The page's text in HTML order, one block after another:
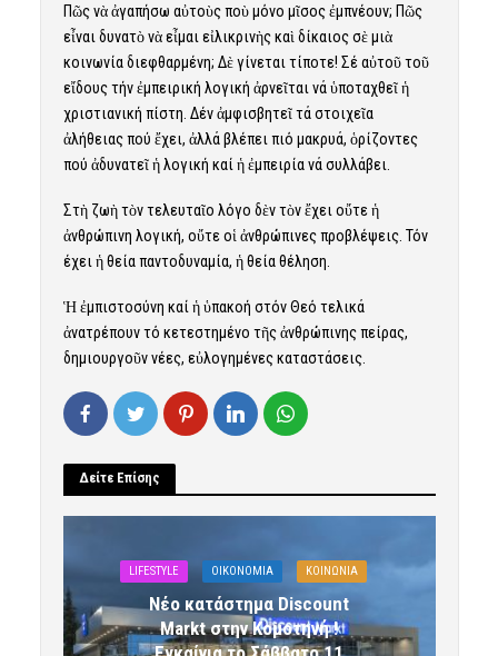
Πῶς νὰ ἀγαπήσω αὐτοὺς ποὺ μόνο μῖσος ἐμπνέουν; Πῶς
εἶναι δυνατὸ νὰ εἶμαι εἰλικρινὴς καὶ δίκαιος σὲ μιὰ
κοινωνία διεφθαρμένη; Δὲ γίνεται τίποτε! Σέ αὐτοῦ τοῦ
εἴδους τήν ἐμπειρική λογική ἀρνεῖται νά ὑποταχθεῖ ἡ
χριστιανική πίστη. Δέν ἀμφισβητεῖ τά στοιχεῖα
ἀλήθειας πού ἔχει, ἀλλά βλέπει πιό μακρυά, ὁρίζοντες
πού ἀδυνατεῖ ἡ λογική καί ἡ ἐμπειρία νά συλλάβει.
Στὴ ζωὴ τὸν τελευταῖο λόγο δὲν τὸν ἔχει οὔτε ἡ
ἀνθρώπινη λογική, οὔτε οἱ ἀνθρώπινες προβλέψεις. Τόν
έχει ἡ θεία παντοδυναμία, ἡ θεία θέληση.
Ἡ ἐμπιστοσύνη καί ἡ ὑπακοή στόν Θεό τελικά
ἀνατρέπουν τό κετεστημένο τῆς ἀνθρώπινης πείρας,
δημιουργοῦν νέες, εὐλογημένες καταστάσεις.
Δείτε Επίσης
LIFESTYLE OIKONOMIA ΚΟΙΝΩΝΙΑ
Νέο κατάστημα Discount
Markt στην Κομοτηνή !